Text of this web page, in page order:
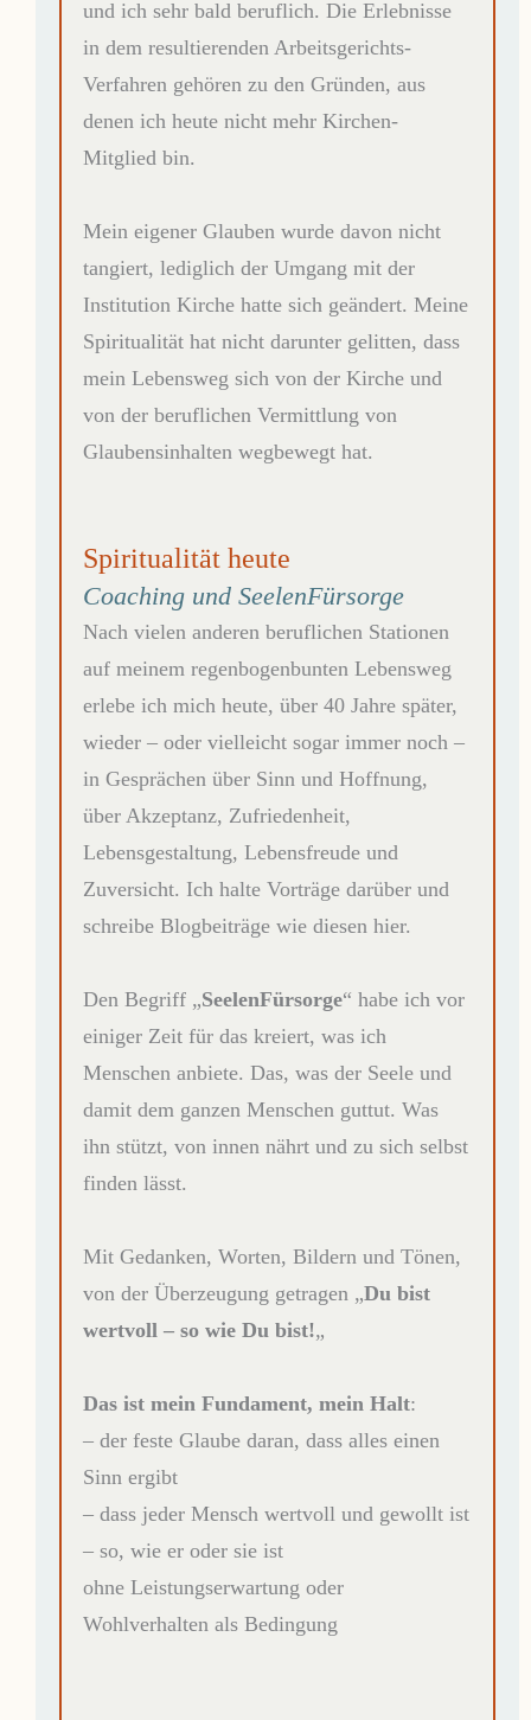
und ich sehr bald beruflich. Die Erlebnisse
in dem resultierenden Arbeitsgerichts-
Verfahren gehören zu den Gründen, aus
denen ich heute nicht mehr Kirchen-
Mitglied bin.
Mein eigener Glauben wurde davon nicht
tangiert, lediglich der Umgang mit der
Institution Kirche hatte sich geändert. Meine
Spiritualität hat nicht darunter gelitten, dass
mein Lebensweg sich von der Kirche und
von der beruflichen Vermittlung von
Glaubensinhalten wegbewegt hat.
Spiritualität heute
Coaching und SeelenFürsorge
Nach vielen anderen beruflichen Stationen
auf meinem regenbogenbunten Lebensweg
erlebe ich mich heute, über 40 Jahre später,
wieder – oder vielleicht sogar immer noch –
in Gesprächen über Sinn und Hoffnung,
über Akzeptanz, Zufriedenheit,
Lebensgestaltung, Lebensfreude und
Zuversicht. Ich halte Vorträge darüber und
schreibe Blogbeiträge wie diesen hier.
Den Begriff „SeelenFürsorge“ habe ich vor
einiger Zeit für das kreiert, was ich
Menschen anbiete. Das, was der Seele und
damit dem ganzen Menschen guttut. Was
ihn stützt, von innen nährt und zu sich selbst
finden lässt.
Mit Gedanken, Worten, Bildern und Tönen,
von der Überzeugung getragen „Du bist
wertvoll – so wie Du bist!„
Das ist mein Fundament, mein Halt:
– der feste Glaube daran, dass alles einen
Sinn ergibt
– dass jeder Mensch wertvoll und gewollt ist
– so, wie er oder sie ist
ohne Leistungserwartung oder
Wohlverhalten als Bedingung